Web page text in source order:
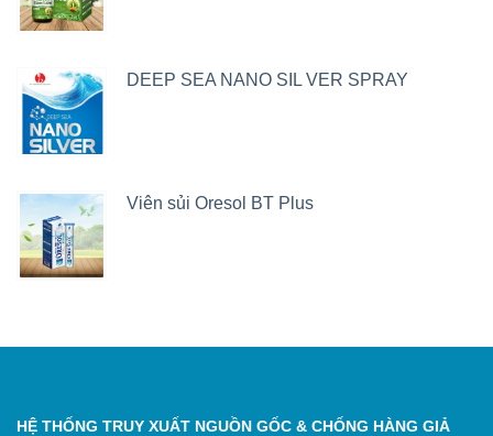
DEEP SEA NANO SIL VER SPRAY
Viên sủi Oresol BT Plus
HỆ THỐNG TRUY XUẤT NGUỒN GỐC & CHỐNG HÀNG GIẢ